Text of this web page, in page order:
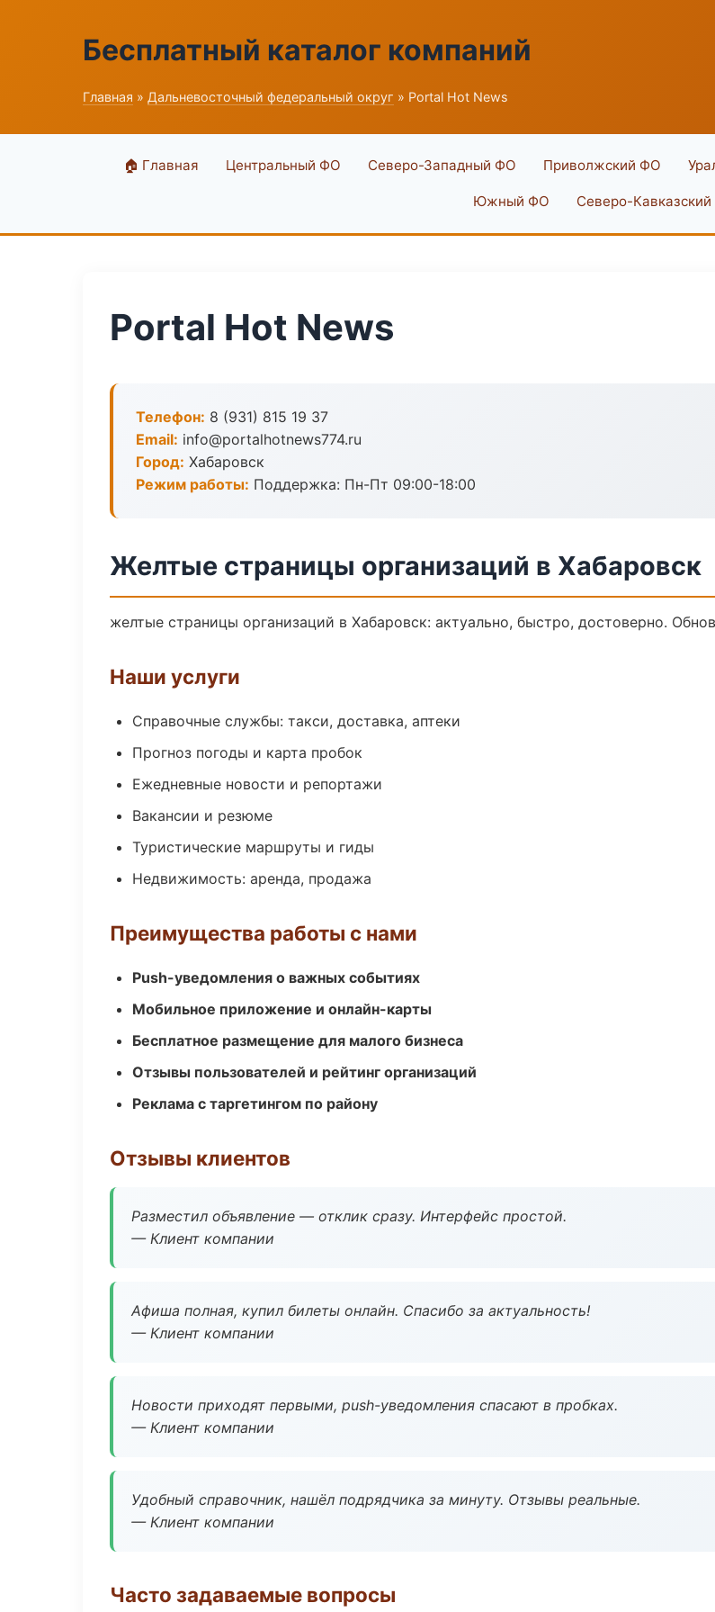
Бесплатный каталог компаний
Главная » Дальневосточный федеральный округ » Portal Hot News
🏠 Главная Центральный ФО Северо-Западный ФО Приволжский ФО
Южный ФО Северо-
Portal Hot News
Телефон: 8 (931) 815 19 37
Email: info@portalhotnews774.ru
Город: Хабаровск
Режим работы: Поддержка: Пн-Пт 09:00-18:00
Желтые страницы организаций в Хабаровск
желтые страницы организаций в Хабаровск: актуально, быстро, достоверно.
Наши услуги
Справочные службы: такси, доставка, аптеки
Прогноз погоды и карта пробок
Ежедневные новости и репортажи
Вакансии и резюме
Туристические маршруты и гиды
Недвижимость: аренда, продажа
Преимущества работы с нами
Push-уведомления о важных событиях
Мобильное приложение и онлайн-карты
Бесплатное размещение для малого бизнеса
Отзывы пользователей и рейтинг организаций
Реклама с таргетингом по району
Отзывы клиентов
Разместил объявление — отклик сразу. Интерфейс простой.
— Клиент компании
Афиша полная, купил билеты онлайн. Спасибо за актуальность!
— Клиент компании
Новости приходят первыми, push-уведомления спасают в пробках.
— Клиент компании
Удобный справочник, нашёл подрядчика за минуту. Отзывы реальные.
— Клиент компании
Часто задаваемые вопросы